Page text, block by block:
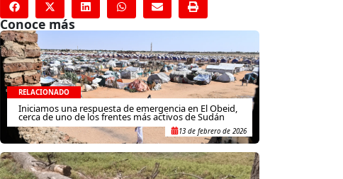
Conoce más
RELACIONADO
Iniciamos una respuesta de emergencia en El Obeid,
cerca de uno de los frentes más activos de Sudán
13 de febrero de 2026